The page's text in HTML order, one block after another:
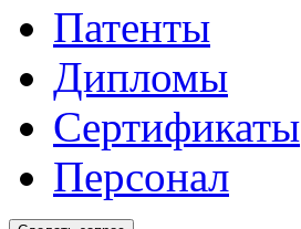
Патенты
Дипломы
Сертификаты
Персонал